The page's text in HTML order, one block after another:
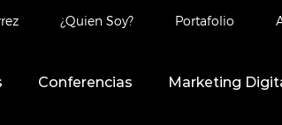
¿Quien Soy? Portafolio
Conferencias Marketing